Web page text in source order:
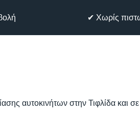
✔ Χωρίς
αυτοκινήτων στην Τιφλίδα και